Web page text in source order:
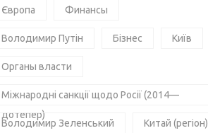
Європа Финансы
Володимир Путін Бізнес Київ
Органы власти
Міжнародні санкції щодо Росії (2014—
дотепер)
Володимир Зеленський Китай (регіон)